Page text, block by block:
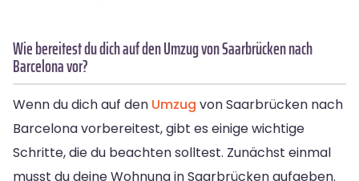
Wie bereitest du dich auf den Umzug von Saarbrücken nach
Barcelona vor?
Wenn du dich auf den Umzug von Saarbrücken nach
Barcelona vorbereitest, gibt es einige wichtige
Schritte, die du beachten solltest. Zunächst einmal
musst du deine Wohnung in Saarbrücken aufgeben.